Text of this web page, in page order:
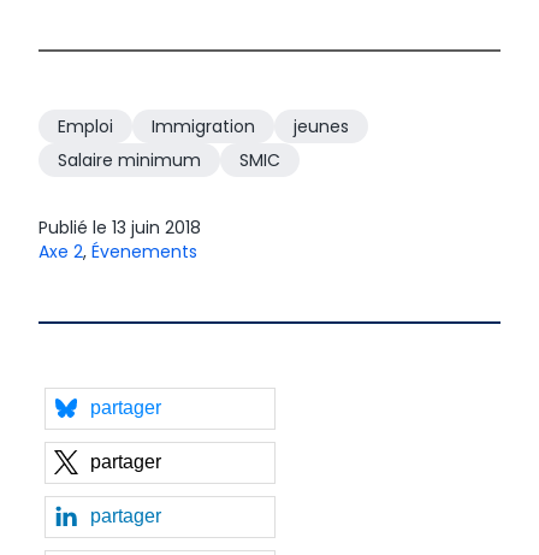
Emploi Immigration
jeunes
Salaire minimum
SMIC
Publié le 13 juin 2018
Axe 2, Évenements
partager
partager
partager